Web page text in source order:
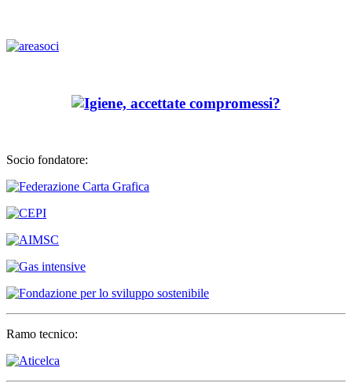
Socio fondatore:
Ramo tecnico: